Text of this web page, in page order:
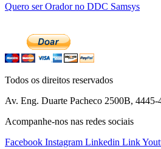
Quero ser Orador no DDC Samsys
Todos os direitos reservados
Av. Eng. Duarte Pacheco 2500B, 4445-
Acompanhe-nos nas redes sociais
Facebook Instagram Linkedin Link